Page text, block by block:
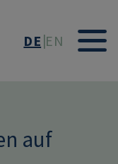
DE EN
auf